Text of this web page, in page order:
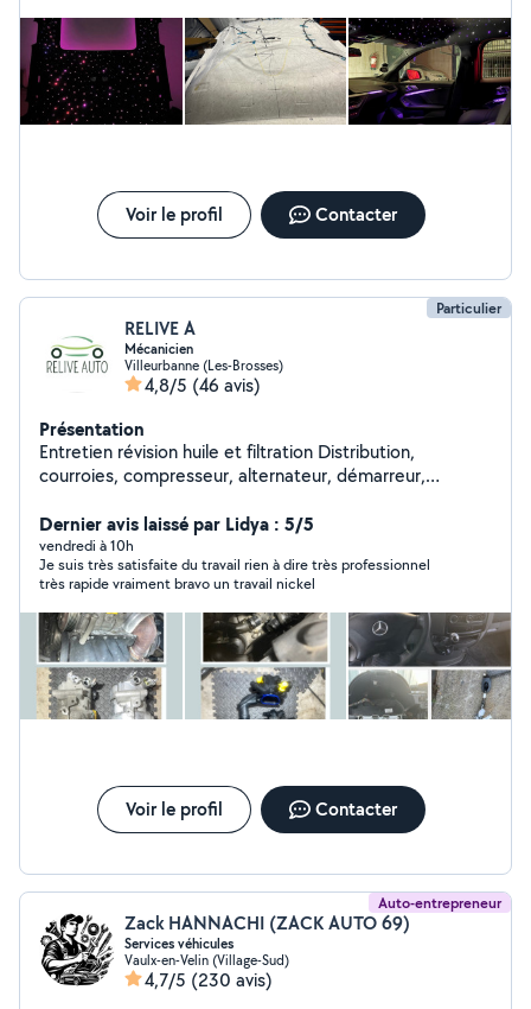
Voir le profil Contacter
Particulier
RELIVE A
Mécanicien
Villeurbanne (Les-Brosses)
4,8/5 (46 avis)
Présentation
Entretien révision huile et filtration Distribution,
courroies, compresseur, alternateur, démarreur,
suspension, amortisseur, bras de suspension, rotule,
biellettes, colonne de direction, contacteur tournant,
Freins disques, plaquettes ,pédale, servofrein, abs, frein
de stationnement, batterie, système de charge,
système de démarrage. Recharge climatisation,
recherche de fuite R134a.. Contactez moi pour plus d'
infos et pour les tarifs.
Dernier avis laissé par Lidya : 5/5
vendredi à 10h
Je suis très satisfaite du travail rien à dire très professionnel
très rapide vraiment bravo un travail nickel
Voir le profil Contacter
Auto-entrepreneur
Zack HANNACHI (ZACK AUTO 69)
Services véhicules
Vaulx-en-Velin (Village-Sud)
4,7/5 (230 avis)